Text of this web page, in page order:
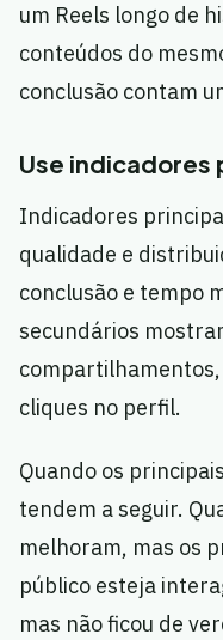
um Reels longo de
conteúdos do
conclusão contam
Use indicadores
Indicadores
qualidade e
conclusão e tempo
secundários
cliques no perfil.
Quando os
tendem a seguir.
melhoram, mas os
público esteja
mas não ficou de